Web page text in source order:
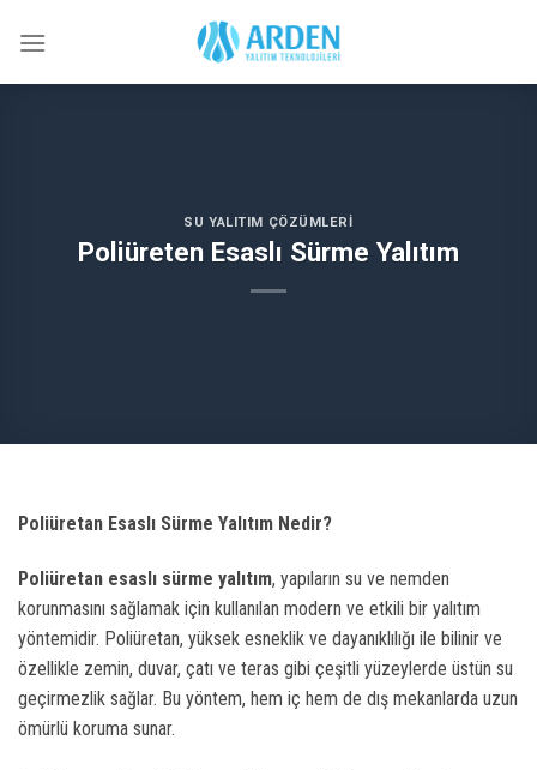
SU YALITIM ÇÖZÜMLERI
Poliüreten Esaslı Sürme Yalıtım
Poliüretan Esaslı Sürme Yalıtım Nedir?
Poliüretan esaslı sürme yalıtım, yapıların su ve nemden
korunmasını sağlamak için kullanılan modern ve etkili bir yalıtım
yöntemidir. Poliüretan, yüksek esneklik ve dayanıklılığı ile bilinir ve
özellikle zemin, duvar, çatı ve teras gibi çeşitli yüzeylerde üstün su
geçirmezlik sağlar. Bu yöntem, hem iç hem de dış mekanlarda uzun
ömürlü koruma sunar.